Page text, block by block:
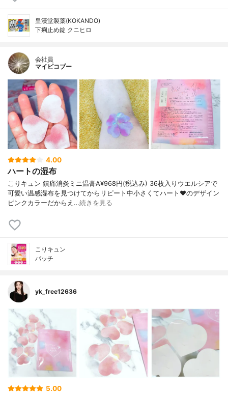
皇漢堂製薬(KOKANDO)
下痢止め錠 クニヒロ
会社員
マイピコブー
4.00
ハートの湿布
こりキュン 鎮痛消炎ミニ温膏A¥968円(税込み) 36枚入りウエルシアで
可愛い温感湿布を見つけてからリピート中小さくてハート♥️のデザイン
ピンクカラーだからえ…続きを見る
こりキュン
パッチ
yk_free12636
5.00